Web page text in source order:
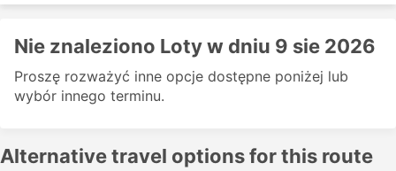
Nie znaleziono Loty w dniu 9 sie 2026
Proszę rozważyć inne opcje dostępne poniżej lub
wybór innego terminu.
Alternative travel options for this route